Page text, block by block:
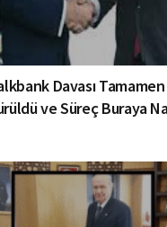
Davası
ve Süreç Buraya